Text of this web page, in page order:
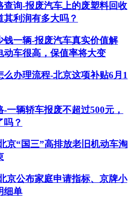
查询-报废汽车上的废塑料回收
利润有多大吗？
钱一辆-报废汽车真实价值解
动车很高，保值率将大变
办理流程-北京这项补贴6月1
一辆轿车报废不超过500元，
吗？
京“国三”高排放老旧机动车淘
京公布家庭申请指标、京牌小
细单